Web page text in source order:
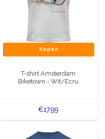
Kopen
T-shirt Amsterdam
Biketown - Wit/Ecru
€17,99